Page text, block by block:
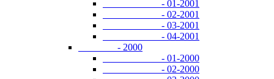
- 01-2001
- 02-2001
- 03-2001
- 04-2001
- 2000
- 01-2000
- 02-2000